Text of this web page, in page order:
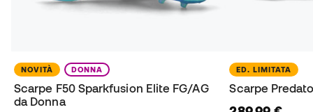
NOVITÀ DONNA
Scarpe F50 Sparkfusion Elite FG/AG
da Donna
ED. LIMITATA
Scarpe